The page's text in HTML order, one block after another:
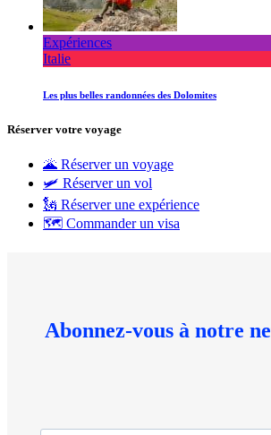
Expériences
Italie
Les plus belles randonnées des Dolomites
Réserver votre voyage
🌋 Réserver un voyage
🛩 Réserver un vol
🗽 Réserver une expérience
🗺 Commander un visa
Abonnez-vous à notre